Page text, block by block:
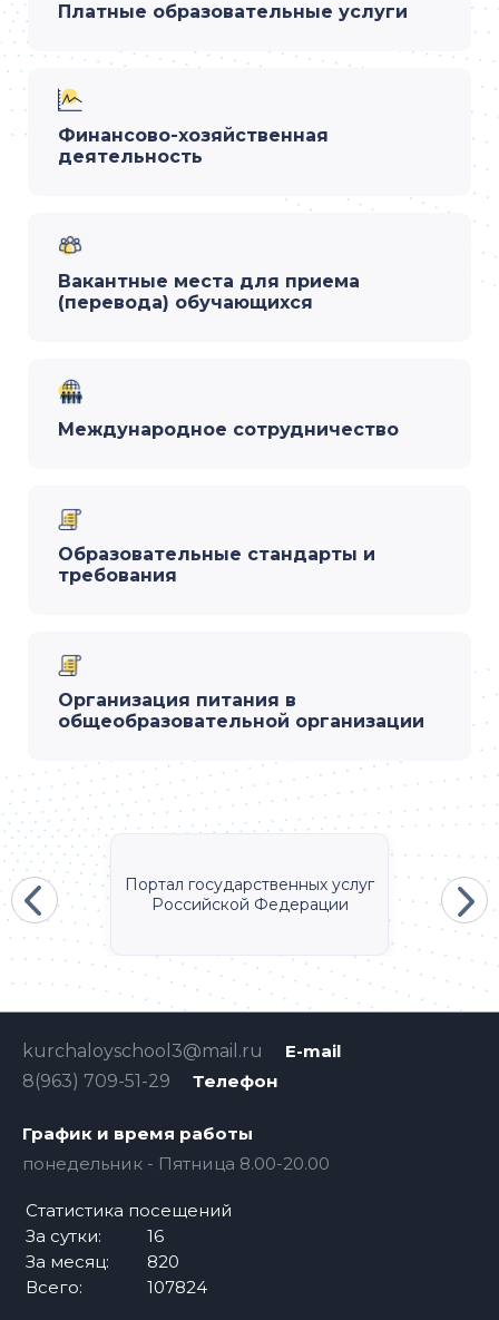
Платные образовательные услуги
Финансово-хозяйственная
деятельность
Вакантные места для приема
(перевода) обучающихся
Международное сотрудничество
Образовательные стандарты и
требования
Организация питания в
общеобразовательной организации
Портал государственных услуг
Российской Федерации
E-mail
kurchaloyschool3@mail.ru
Телефон
8(963) 709-51-29
График и время работы
понедельник - Пятница 8.00-20.00
Статистика посещений
За сутки:
16
За месяц:
820
Всего:
107824